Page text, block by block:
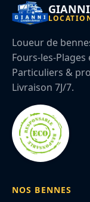
GIANNI
Loueur de
Fours-les-
Particuliers &
Livraison 7J/7.
NOS BENNES